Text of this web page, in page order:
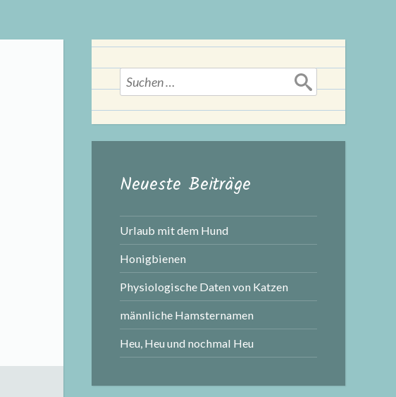
Suchen
nach:
Neueste Beiträge
Urlaub mit dem Hund
Honigbienen
Physiologische Daten von Katzen
männliche Hamsternamen
Heu, Heu und nochmal Heu